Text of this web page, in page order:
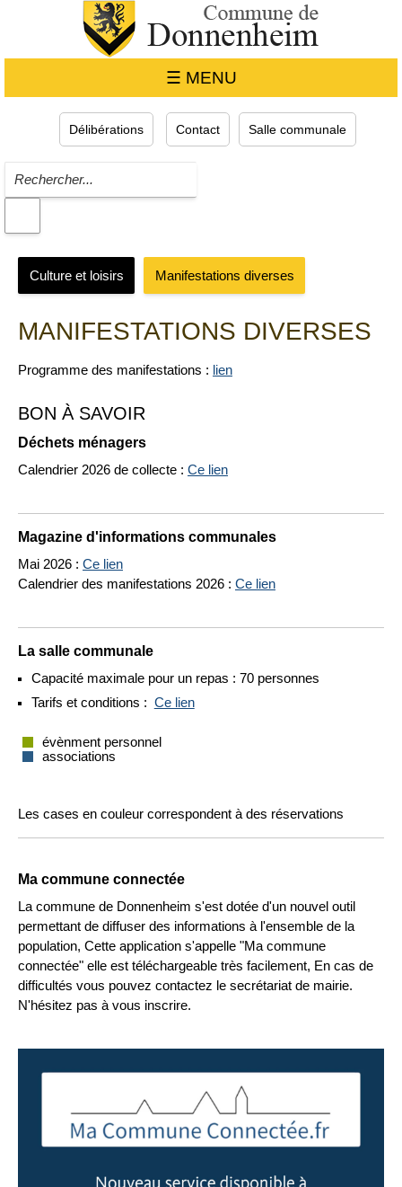
☰ MENU
Délibérations Contact Salle communale
BON À SAVOIR
Déchets ménagers
Calendrier 2026 de collecte : Ce lien
Magazine d'informations communales
Mai 2026 : Ce lien
Calendrier des manifestations 2026 : Ce lien
La salle communale
Capacité maximale pour un repas : 70 personnes
Tarifs et conditions : Ce lien
évènment personnel
associations
Les cases en couleur correspondent à des réservations
Ma commune connectée
La commune de Donnenheim s'est dotée d'un nouvel outil
permettant de diffuser des informations à l'ensemble de la
population, Cette application s'appelle "Ma commune
connectée" elle est téléchargeable très facilement, En cas de
difficultés vous pouvez contactez le secrétariat de mairie.
N'hésitez pas à vous inscrire.
Culture et loisirs Manifestations diverses
MANIFESTATIONS DIVERSES
Programme des manifestations : lien